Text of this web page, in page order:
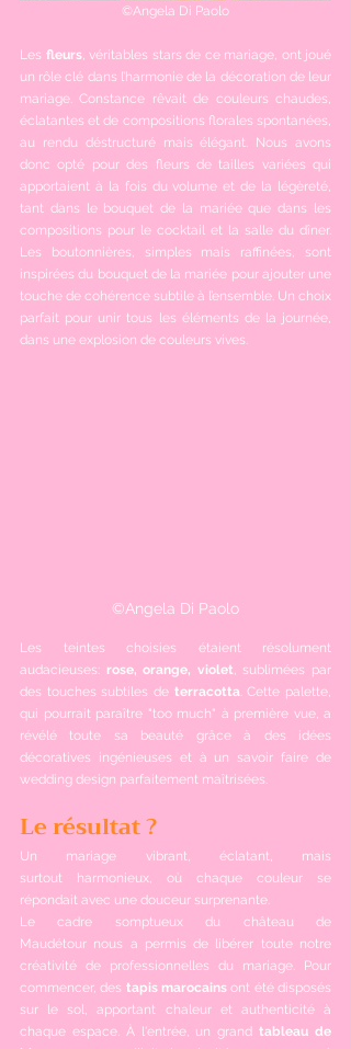
©Angela Di Paolo
Les fleurs, véritables stars de ce mariage, ont joué
un rôle clé dans l’harmonie de la décoration de leur
mariage. Constance rêvait de couleurs chaudes,
éclatantes et de compositions florales spontanées,
au rendu déstructuré mais élégant. Nous avons
donc opté pour des fleurs de tailles variées qui
apportaient à la fois du volume et de la légèreté,
tant dans le bouquet de la mariée que dans les
compositions pour le cocktail et la salle du dîner.
Les boutonnières, simples mais raffinées, sont
inspirées du bouquet de la mariée pour ajouter une
touche de cohérence subtile à l’ensemble. Un choix
parfait pour unir tous les éléments de la journée,
dans une explosion de couleurs vives.
©Angela Di Paolo
Les teintes choisies étaient résolument
audacieuses: rose, orange, violet, sublimées par
des touches subtiles de terracotta. Cette palette,
qui pourrait paraître "too much" à première vue, a
révélé toute sa beauté grâce à des idées
décoratives ingénieuses et à un savoir faire de
wedding design parfaitement maîtrisées.
Le résultat ?
Un mariage vibrant, éclatant, mais
surtout harmonieux, où chaque couleur se
répondait avec une douceur surprenante.
Le cadre somptueux du château de
Maudétour nous a permis de libérer toute notre
créativité de professionnelles du mariage. Pour
commencer, des tapis marocains ont été disposés
sur le sol, apportant chaleur et authenticité à
chaque espace. À l'entrée, un grand tableau de